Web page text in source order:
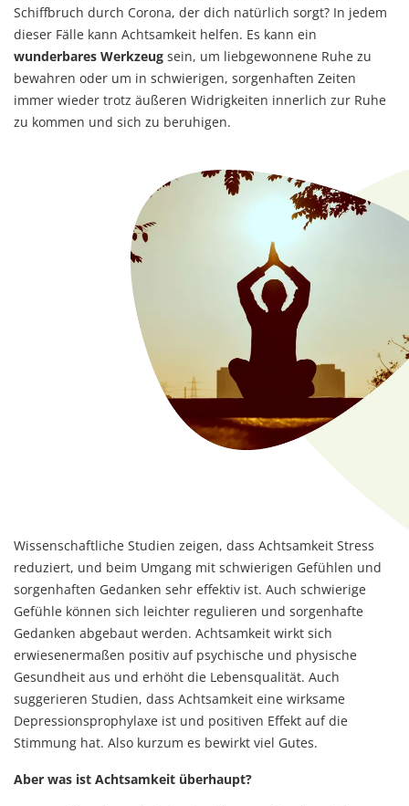
Schiffbruch durch Corona, der dich natürlich sorgt? In jedem
dieser Fälle kann Achtsamkeit helfen. Es kann ein
wunderbares Werkzeug sein, um liebgewonnene Ruhe zu
bewahren oder um in schwierigen, sorgenhaften Zeiten
immer wieder trotz äußeren Widrigkeiten innerlich zur Ruhe
zu kommen und sich zu beruhigen.
Wissenschaftliche Studien zeigen, dass Achtsamkeit Stress
reduziert, und beim Umgang mit schwierigen Gefühlen und
sorgenhaften Gedanken sehr effektiv ist. Auch schwierige
Gefühle können sich leichter regulieren und sorgenhafte
Gedanken abgebaut werden. Achtsamkeit wirkt sich
erwiesenermaßen positiv auf psychische und physische
Gesundheit aus und erhöht die Lebensqualität. Auch
suggerieren Studien, dass Achtsamkeit eine wirksame
Depressionsprophylaxe ist und positiven Effekt auf die
Stimmung hat. Also kurzum es bewirkt viel Gutes.
Aber was ist Achtsamkeit überhaupt?